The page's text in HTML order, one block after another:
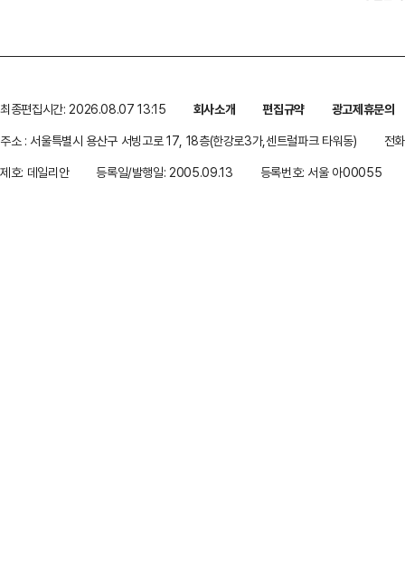
최종편집시간: 2026.08.07 13:15 회사소개 편집규약
광고제휴문의
주소 : 서울특별시 용산구 서빙고로 17, 18층(한강로3가,센트럴파크 타워동)
전
제호: 데일리안
등록일/발행일: 2005.09.13 등록번호: 서울 아00055